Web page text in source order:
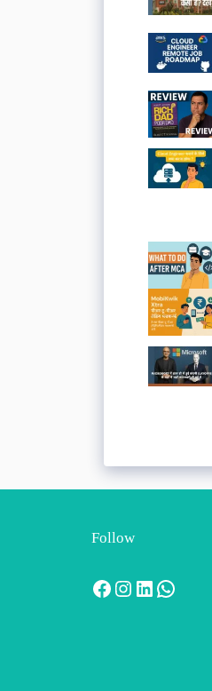
Follow
Facebook
Instagram
LinkedIn